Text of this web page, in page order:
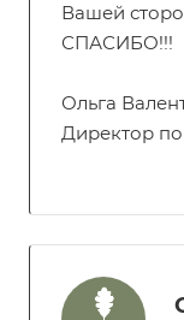
Вашей
СПАСИБО!!!
Ольга
Директор